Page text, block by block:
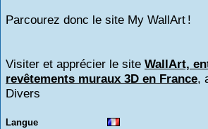
Parcourez donc le site My WallArt !
Visiter et apprécier le site WallArt,
revêtements muraux 3D en France,
Divers
Langue